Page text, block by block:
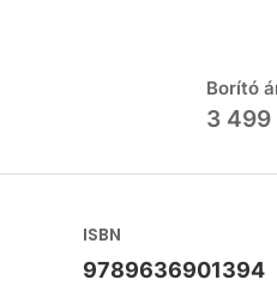
Borító
3 499
ISBN
9789636901394